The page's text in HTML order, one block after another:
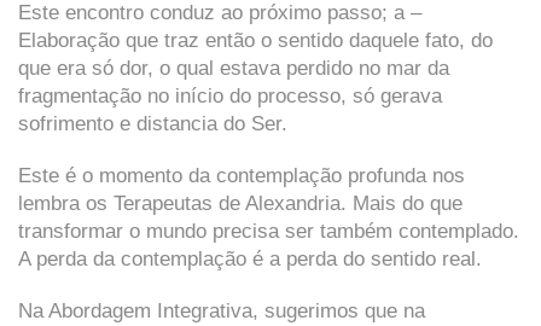
Este encontro conduz ao próximo passo; a –
Elaboração que traz então o sentido daquele fato, do
que era só dor, o qual estava perdido no mar da
fragmentação no início do processo, só gerava
sofrimento e distancia do Ser.
Este é o momento da contemplação profunda nos
lembra os Terapeutas de Alexandria. Mais do que
transformar o mundo precisa ser também contemplado.
A perda da contemplação é a perda do sentido real.
Na Abordagem Integrativa, sugerimos que na